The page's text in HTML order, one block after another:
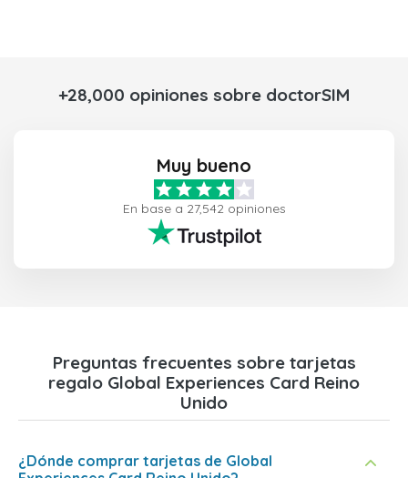
+28,000 opiniones sobre doctorSIM
Muy bueno
En base a 27,542 opiniones
Preguntas frecuentes sobre tarjetas
regalo Global Experiences Card Reino
Unido
¿Dónde comprar tarjetas de Global